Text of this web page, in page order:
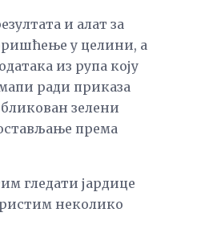
и алат за
у целини, а
из рупа коју
ради приказа
зелени
према
гледати јардице
неколико